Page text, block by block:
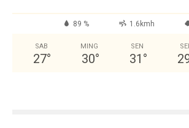
89 % 1.6kmh
SAB
27°
MING
30°
SEN
31 °